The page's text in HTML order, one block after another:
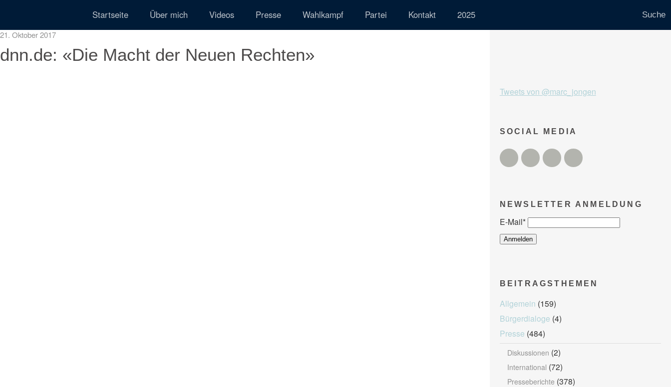
Startseite Über mich Videos Presse Wahlkampf Partei Kontakt 2025
21. Oktober 2017
dnn.de: «Die Macht der Neuen Rechten»
Tweets von @marc_jongen
SOCIAL MEDIA
TwitterFacebookInstagramYouTube
NEWSLETTER ANMELDUNG
E-Mail*
BEITRAGSTHEMEN
Allgemein (159)
Bürgerdialoge (4)
Presse (484)
Diskussionen (2)
International (72)
Presseberichte (378)